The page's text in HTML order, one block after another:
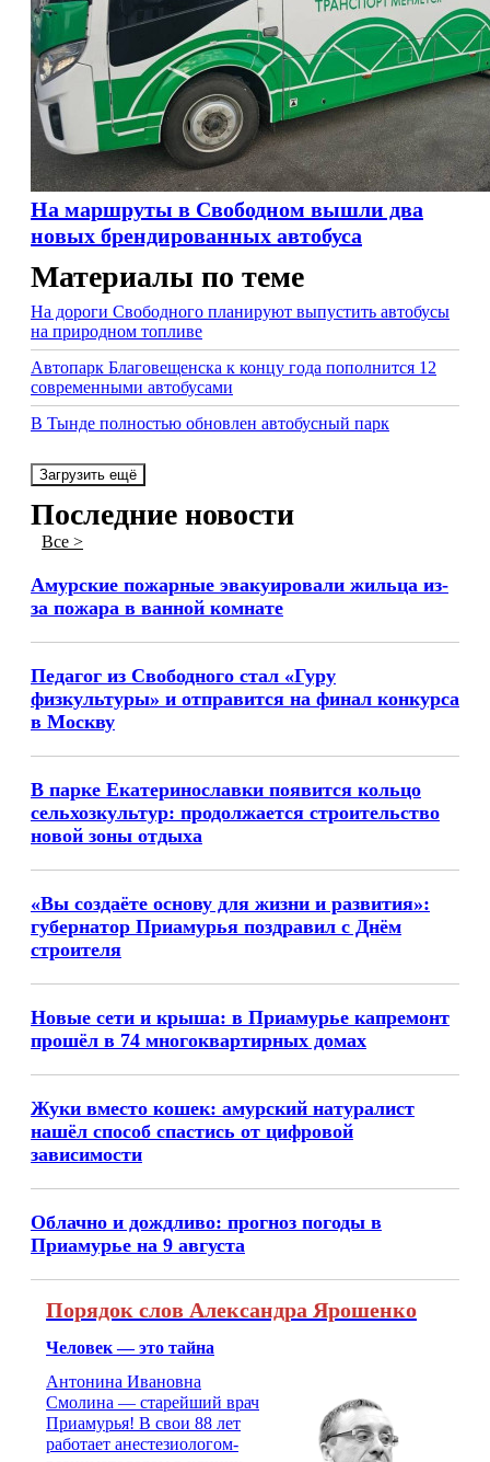
На маршруты в Свободном вышли два
новых брендированных автобуса
Материалы по теме
На дороги Свободного планируют выпустить автобусы
на природном топливе
Автопарк Благовещенска к концу года пополнится 12
современными автобусами
В Тынде полностью обновлен автобусный парк
Загрузить ещё
Последние новости
Все >
Амурские пожарные эвакуировали жильца из-
за пожара в ванной комнате
Педагог из Свободного стал «Гуру
физкультуры» и отправится на финал конкурса
в Москву
В парке Екатеринославки появится кольцо
сельхозкультур: продолжается строительство
новой зоны отдыха
«Вы создаёте основу для жизни и развития»:
губернатор Приамурья поздравил с Днём
строителя
Новые сети и крыша: в Приамурье капремонт
прошёл в 74 многоквартирных домах
Жуки вместо кошек: амурский натуралист
нашёл способ спастись от цифровой
зависимости
Облачно и дождливо: прогноз погоды в
Приамурье на 9 августа
Порядок слов Александра Ярошенко
Человек — это тайна
Антонина Ивановна
Смолина — старейший врач
Приамурья! В свои 88 лет
работает анестезиологом-